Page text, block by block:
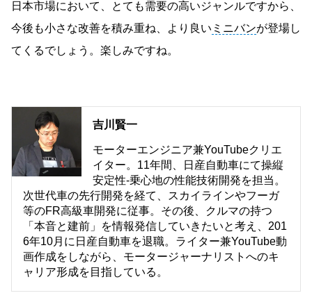
日本市場において、とても需要の高いジャンルですから、
今後も小さな改善を積み重ね、より良い ミニバンが登場し
てくるでしょう。楽しみですね。
吉川賢一
モーターエンジニア兼YouTubeクリエ
イター。11年間、日産自動車にて操縦
安定性-乗心地の性能技術開発を担当。
次世代車の先行開発を経て、スカイラインやフーガ
等のFR高級車開発に従事。その後、クルマの持つ
「本音と建前」を情報発信していきたいと考え、201
6年10月に日産自動車を退職。ライター兼YouTube動
画作成をしながら、モータージャーナリストへのキ
ャリア形成を目指している。